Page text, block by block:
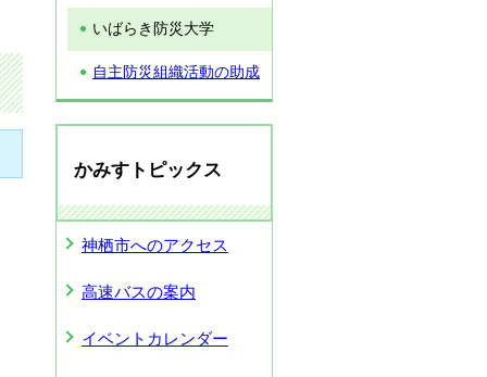
いばらき防災大学
自主防災組織活動の助成
かみすトピックス
神栖市へのアクセス
高速バスの案内
イベントカレンダー